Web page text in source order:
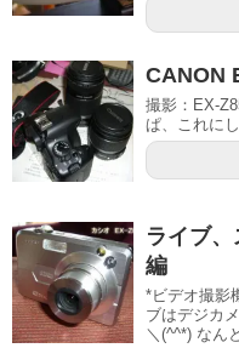
CANON
撮影：EX-
ぱ、これに
ライブ
編
*ビデオ撮影
ブはデジカ
＼(^^*) なん